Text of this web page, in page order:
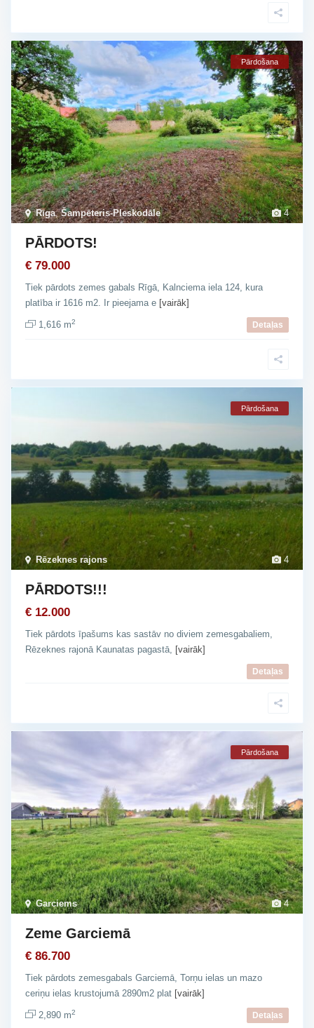
4
Rīga,Šampēteris-Pleskodāle
Pārdošana
PĀRDOTS!
€ 79.000
Tiek pārdots zemes gabals Rīgā, Kalnciema iela 124, kura
platība ir 1616 m2. Ir pieejama e [vairāk]
1,616 m2 Detaļas
4
Rēzeknes rajons
Pārdošana
PĀRDOTS!!!
€ 12.000
Tiek pārdots īpašums kas sastāv no diviem zemesgabaliem,
Rēzeknes rajonā Kaunatas pagastā, [vairāk]
Detaļas
4
Garciems
Pārdošana
Zeme Garciemā
€ 86.700
Tiek pārdots zemesgabals Garciemā, Torņu ielas un mazo
ceriņu ielas krustojumā 2890m2 plat [vairāk]
2,890 m2 Detaļas